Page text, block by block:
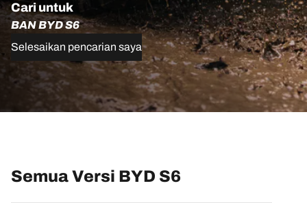
Cari untuk
BAN BYD S6
Selesaikan pencarian saya
Semua Versi BYD S6